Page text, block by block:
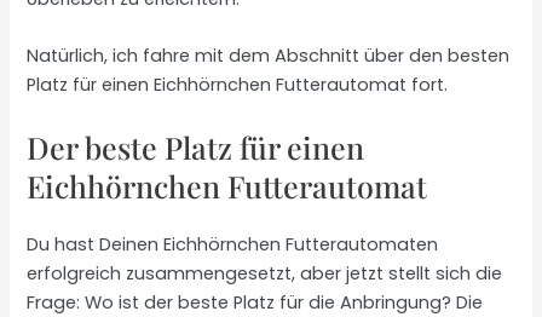
Natürlich, ich fahre mit dem Abschnitt über den besten
Platz für einen Eichhörnchen Futterautomat fort.
Der beste Platz für einen
Eichhörnchen Futterautomat
Du hast Deinen Eichhörnchen Futterautomaten
erfolgreich zusammengesetzt, aber jetzt stellt sich die
Frage: Wo ist der beste Platz für die Anbringung? Die